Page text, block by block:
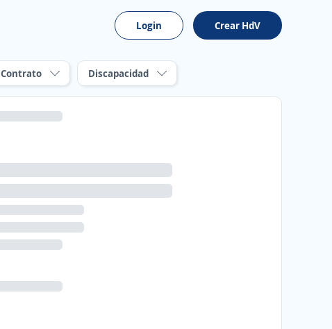
Login Crear HdV
Contrato Discapacidad